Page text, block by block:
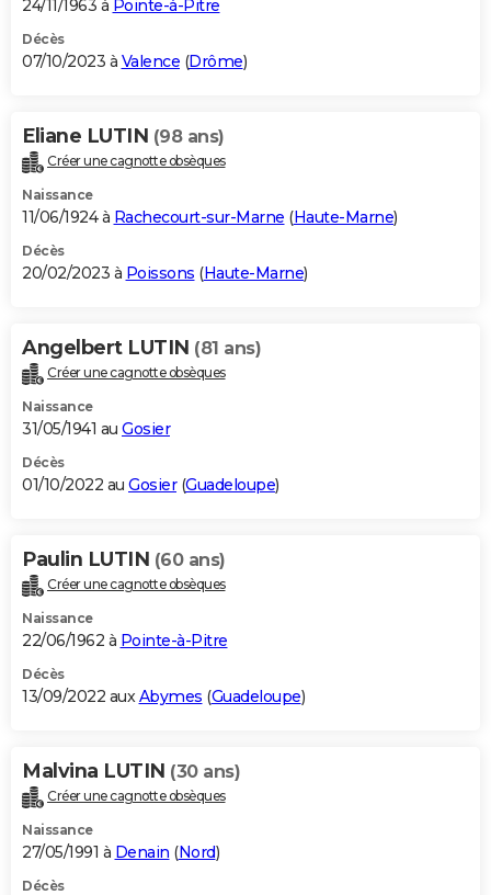
24/11/1963 à Pointe-à-Pitre
Décès
07/10/2023 à Valence (Drôme)
Eliane LUTIN (98 ans)
Créer une cagnotte obsèques
Naissance
11/06/1924 à Rachecourt-sur-Marne (Haute-Marne)
Décès
20/02/2023 à Poissons (Haute-Marne)
Angelbert LUTIN (81 ans)
Créer une cagnotte obsèques
Naissance
31/05/1941 au Gosier
Décès
01/10/2022 au Gosier(Guadeloupe)
Paulin LUTIN (60 ans)
Créer une cagnotte obsèques
Naissance
22/06/1962 à Pointe-à-Pitre
Décès
13/09/2022 auxAbymes (Guadeloupe)
Malvina LUTIN (30 ans)
Créer une cagnotte obsèques
Naissance
27/05/1991 à Denain (Nord)
Décès